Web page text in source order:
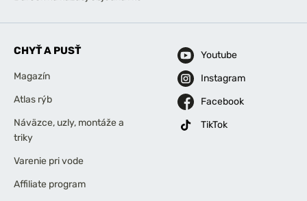
CHYŤ A PUSŤ
Magazín
Atlas rýb
Náväzce, uzly, montáže a
triky
Varenie pri vode
Affiliate program
Youtube
Instagram
Facebook
TikTok